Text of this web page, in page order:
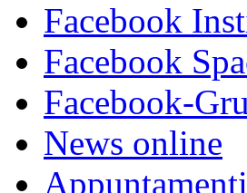
Facebook
Facebook
Facebook-
News online
Appuntamenti